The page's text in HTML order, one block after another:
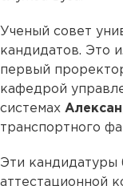
Ученый совет
кандидатов. Это
первый
кафедрой
системах
транспортного
Эти кандидатуры
аттестационной